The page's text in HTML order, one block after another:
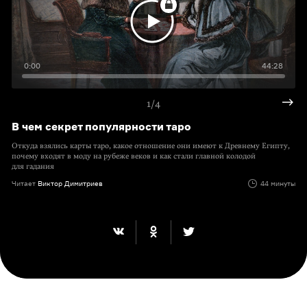
0:00 44:28
1/4
В чем секрет популярности таро
Откуда взялись карты таро, какое отношение они имеют к Древнему Египту,
почему входят в моду на рубеже веков и как стали главной колодой
для гадания
Читает Виктор Димитриев 44 минуты